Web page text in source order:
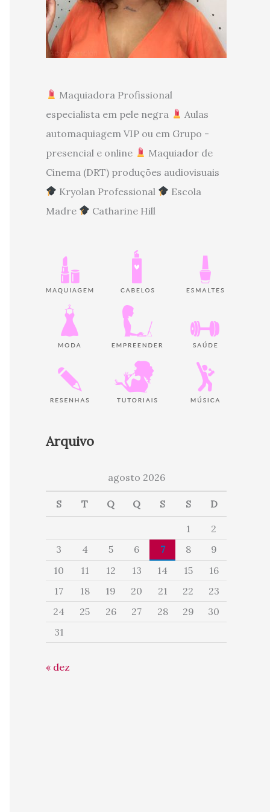
Maquiadora Profissional
especialista em pele negra
Aulas
automaquiagem VIP ou em Grupo -
presencial e online
Maquiador de
Cinema (DRT) produções audiovisuais
Kryolan Professional
Escola
Madre
Catharine Hill
Arquivo
agosto 2026
S T Q Q S S D
1
2
3
4 5 6 7 8
9
10
11 12 13 14 15
16
17
18 19 20 21 22
23
24
25 26 27 28 29
30
31
« dez